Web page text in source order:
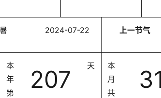
2024-07-22 上一节气
本
年
第
207 天
本
月
共
31